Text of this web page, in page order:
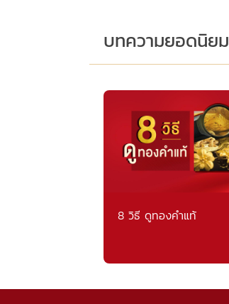
บทความยอดนิยม
8 วิธี ดูทองคำแท้